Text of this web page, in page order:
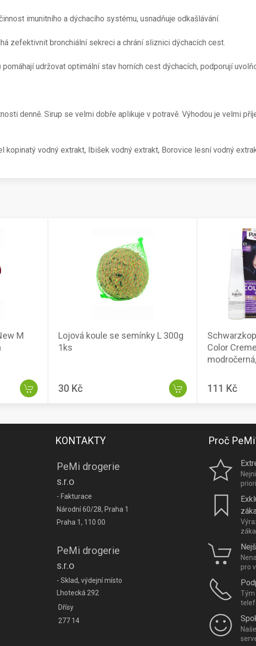
imunitního a dýchacího systému, usnadňuje odkašlávání.
zefektivnit bronchiální sekreci a chrání sliznici dýchacích cest.
udržovat optimální stav horních cest dýchacích, podporují
denně. Sirup se velmi dobře aplikuje v potravě. Výhodou je velmi
vodný extrakt, Ibišek vodný extrakt, Borovice lesní vodný
M
Lojová koule se semínky L 300g
1ks
30 Kč
Color
111 Kč
KONTAKTY
PeMi drogerie
s.r.o
- Fakturace
Národní 60/28, Praha 1
Praha 1, 110 00
PeMi drogerie
s.r.o
- Sklad, výdejní místo
Lhotecká 292
Dřísy
277 14
Proč
pro
Tým